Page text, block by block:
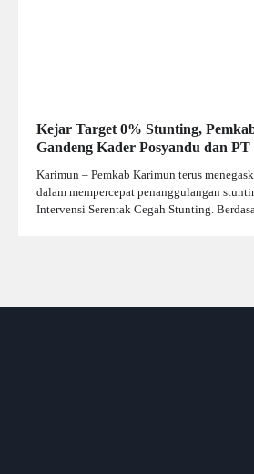
Kejar Target 0% Stunting,
Gandeng Kader Posyandu dan PT
Karimun – Pemkab Karimun terus
dalam mempercepat penanggulangan
Intervensi Serentak Cegah Stunting.